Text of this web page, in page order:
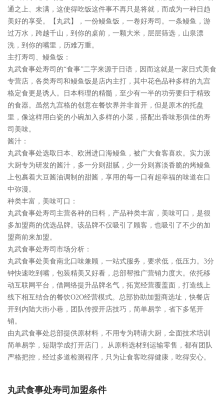
通之上、未满，这使得吃饭这件事不再只是将就，而成为一种日趋
美好的享受。【丸武】，一份鳗鱼饭，一卷好寿司。一条鳗鱼，游
过万水，跨越千山，到你的桌前，一颗大米，层层筛选，山泉漂
洗，到你的嘴里，历难万重。
主打寿司、鳗鱼饭：
丸武食事处寿司的“食事”二字来源于日语，因而这就是一家日式美食
专营店，各类寿司和鳗鱼饭是店内主打，其中花色品种多样的九宫
格定食更是诱人。日本料理的精髓，至少有一半的功劳要归于精致
的食器。虽然九宫格的创意在餐饮界并非首开，但是原木的托盘
里，像这样用白瓷的小碗加入多样的小菜，搭配出香味形俱佳的寿
司美味。
酱汁：
丸武食事处选取日本、欧洲进口海鳗鱼，被广大食客喜欢。实力派
大厨专为研发的酱汁，多一分则甜腻，少一分则寡淡香脆的烤鳗鱼
上包裹着大豆酱油调制的甜酱，享用的每一口有超幸福的味道在口
中弥漫。
种类丰富，美味可口：
丸武食事处寿司主营各种的日料，产品种类丰富，美味可口，是很
多加盟商的优选品牌。该品牌不仅吸引了顾客，也吸引了不少的加
盟商前来加盟。
丸武食事处寿司市场分析：
丸武食事处美食南北口味兼顾，一站式服务，要求低，低压力。3分
钟快速吃到嘴，包装精美又好看，总部帮推广营销力度大。依托移
动互联网平台，借网络提升品牌名气，拓宽经营覆盖面，打造线上
线下相互结合的餐饮O2O经营模式。总部协助加盟商选址，快餐店
开到内陆大街小巷，团队传授开店技巧，简单易学，省下多笔开
销。
由丸武食事处总部提供原材料，不用专为聘请大厨，全面技术培训
简单易学，短期学成打开店门， 从原料选材到运输零售，都有团队
严格把控，经过多道检测程序，只为让食客吃得健康，吃得安心。
丸武食事处寿司加盟条件